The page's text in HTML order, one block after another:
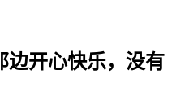
开心快乐，没有